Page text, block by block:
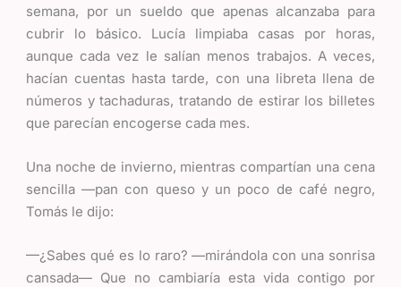
semana, por un sueldo que apenas alcanzaba para
cubrir lo básico. Lucía limpiaba casas por horas,
aunque cada vez le salían menos trabajos. A veces,
hacían cuentas hasta tarde, con una libreta llena de
números y tachaduras, tratando de estirar los billetes
que parecían encogerse cada mes.
Una noche de invierno, mientras compartían una cena
sencilla —pan con queso y un poco de café negro,
Tomás le dijo:
—¿Sabes qué es lo raro? —mirándola con una sonrisa
cansada— Que no cambiaría esta vida contigo por